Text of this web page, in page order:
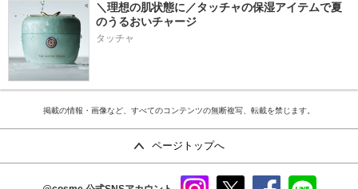
＼理想の肌状態に／タッチャの保湿アイテムで夏
のうるおいチャージ
タッチャ
掲載の情報・画像など、すべてのコンテンツの無断複写、転載を禁じます。
ページトップへ